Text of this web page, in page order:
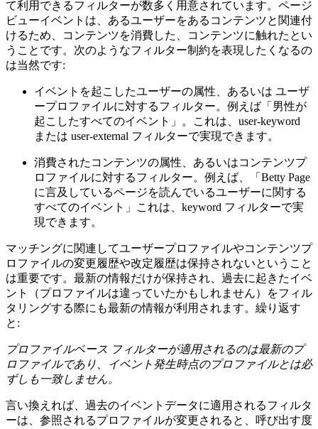
て利用できるフィルターが数多く用意されています。ページ
ビューイベントは、あるユーザーをあるコンテンツと関連付
けるため、コンテンツを消費した、コンテンツに触れたとい
うことです。次のようなフィルター制約を表現したくなるの
は当然です:
イベントを起こしたユーザーの属性、あるいは ユーザ
ープロファイルに対するフィルター。例えば「男性が
起こしたすべてのイベント」。これは、user-keyword
または user-external フィルターで実現できます。
消費されたコンテンツの属性、あるいはコンテンツプ
ロファイルに対するフィルター。例えば、「Betty Page
に言及しているページを読んでいるユーザーに関する
すべてのイベント」これは、keyword フィルターで実
現できます。
マッチングに関連してユーザープロファイルやコンテンツプ
ロファイルの変更履歴や改定履歴は保持されないということ
は重要です。最新の情報だけが保持され、過去に起きたイベ
ント（プロファイルは違っていたかもしれません）をフィル
タリングする際にも最新の情報が利用されます。繰り返す
と:
プロファイルベース フィルターが適用されるのは最新のプ
ロファイルであり、イベント発生時点のプロファイルとは必
ずしも一致しません。
言い換えれば、過去のイベントデータに適用されるフィルタ
ーは、参照されるプロファイルが変更されると、呼び出す度